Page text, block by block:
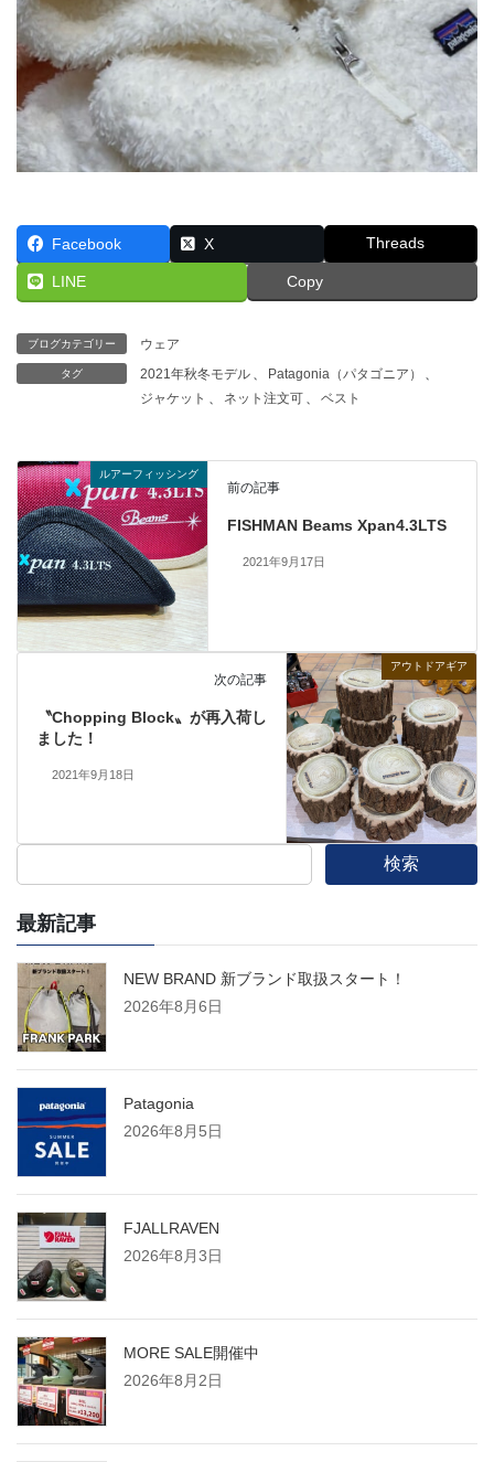
Facebook X Threads
LINE Copy
ブログカテゴリー ウェア
タグ 2021年秋冬モデル Patagonia（パタゴニア）
ジャケット
ネット注文可 ベスト
ルアーフィッシング
前の記事
FISHMAN Beams Xpan4.3LTS
2021年9月17日
アウトドアギア
次の記事
〝Chopping Block〟が再入荷し
ました！
2021年9月18日
検索
最新記事
NEW BRAND 新ブランド取扱スタート！
2026年8月6日
Patagonia
2026年8月5日
FJALLRAVEN
2026年8月3日
MORE SALE開催中
2026年8月2日